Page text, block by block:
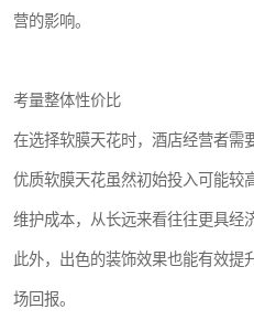
营的影响。
考量整体性价比
在选择软膜天花时，酒店经营者需
优质软膜天花虽然初始投入可能较
维护成本，从长远来看往往更具经
此外，出色的装饰效果也能有效提
场回报。